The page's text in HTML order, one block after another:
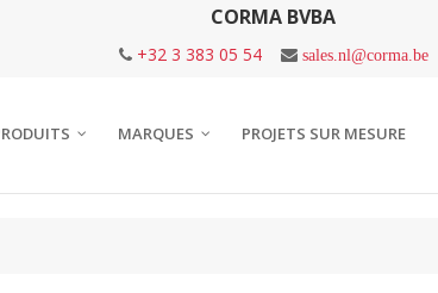
CORMA BVBA
+32 3 383 05 54 sales.nl@corma.be
MARQUES PROJETS SUR MESURE